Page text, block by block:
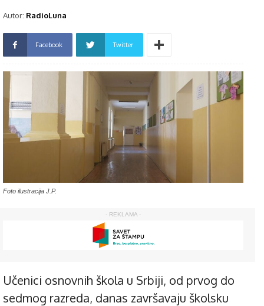
Autor: RadioLuna
Facebook Twitter
Foto ilustracija J.P.
- REKLAMA -
Učenici osnovnih škola u Srbiji, od prvog do
sedmog razreda, danas završavaju školsku